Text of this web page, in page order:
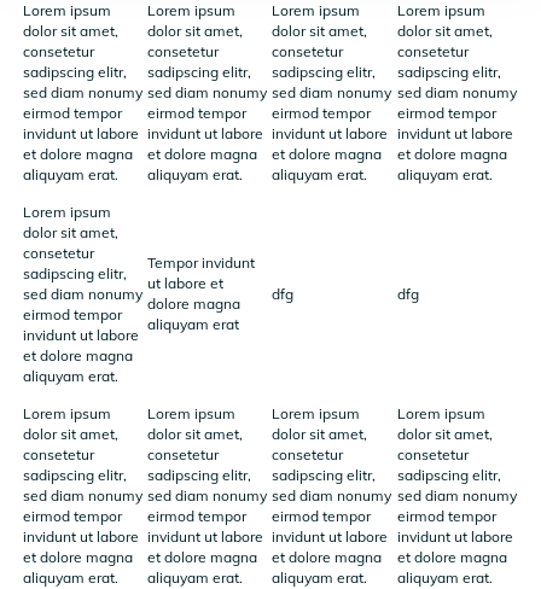
Lorem ipsum
dolor sit amet,
consetetur
sadipscing elitr,
sed diam nonumy
eirmod tempor
invidunt ut labore
et dolore magna
aliquyam erat.
Lorem ipsum
dolor sit amet,
consetetur
sadipscing elitr,
sed diam nonumy
eirmod tempor
invidunt ut labore
et dolore magna
aliquyam erat.
Lorem ipsum
dolor sit amet,
consetetur
sadipscing elitr,
sed diam nonumy
eirmod tempor
invidunt ut labore
et dolore magna
aliquyam erat.
Lorem ipsum
dolor sit amet,
consetetur
sadipscing elitr,
sed diam nonumy
eirmod tempor
invidunt ut labore
et dolore magna
aliquyam erat.
Lorem ipsum
dolor sit amet,
consetetur
sadipscing elitr,
sed diam nonumy
eirmod tempor
invidunt ut labore
et dolore magna
aliquyam erat.
Tempor invidunt
ut labore et
dolore magna
aliquyam erat
dfg dfg
Lorem ipsum
dolor sit amet,
consetetur
sadipscing elitr,
sed diam nonumy
eirmod tempor
invidunt ut labore
et dolore magna
aliquyam erat.
Lorem ipsum
dolor sit amet,
consetetur
sadipscing elitr,
sed diam nonumy
eirmod tempor
invidunt ut labore
et dolore magna
aliquyam erat.
Lorem ipsum
dolor sit amet,
consetetur
sadipscing elitr,
sed diam nonumy
eirmod tempor
invidunt ut labore
et dolore magna
aliquyam erat.
Lorem ipsum
dolor sit amet,
consetetur
sadipscing elitr,
sed diam nonumy
eirmod tempor
invidunt ut labore
et dolore magna
aliquyam erat.